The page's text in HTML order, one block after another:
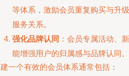
等体系，激励会员重复购买与升
服务关系。
强化品牌认同 ：会员专属活动、
能增强用户的归属感与品牌认同。
一个有效的会员体系通常包括：